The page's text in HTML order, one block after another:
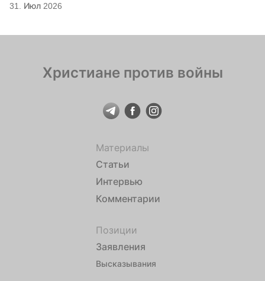
31. Июл 2026
Христиане против войны
Материалы
Статьи
Интервью
Комментарии
Позиции
Заявления
Высказывания